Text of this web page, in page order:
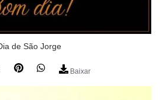
de São Jorge
Baixar